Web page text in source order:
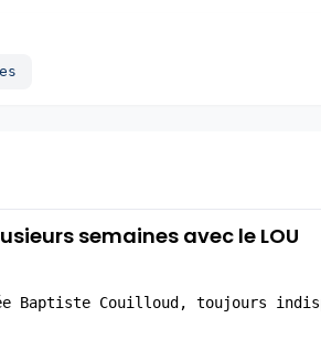
semaines avec le LOU
Baptiste Couilloud, toujours